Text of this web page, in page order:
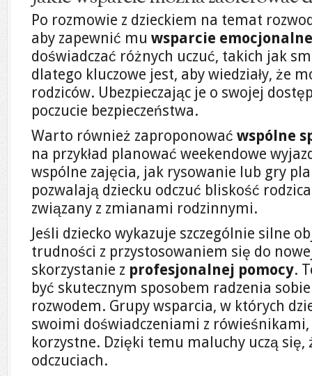
Po rozmowie z dzieckiem na temat
aby zapewnić mu wsparcie emocjonalne
doświadczać różnych uczuć, takich jak
dlatego kluczowe jest, aby wiedziały, że
rodziców. Ubezpieczając je o swojej
poczucie bezpieczeństwa.
Warto również zaproponować wspólne
na przykład planować weekendowe
wspólne zajęcia, jak rysowanie lub gry
pozwalają dziecku odczuć bliskość
związany z zmianami rodzinnymi.
Jeśli dziecko wykazuje szczególnie silne
trudności z przystosowaniem się do
skorzystanie z profesjonalnej pomocy.
być skutecznym sposobem radzenia
rozwodem. Grupy wsparcia, w których
swoimi doświadczeniami z
korzystne. Dzięki temu maluchy uczą się,
odczuciach.